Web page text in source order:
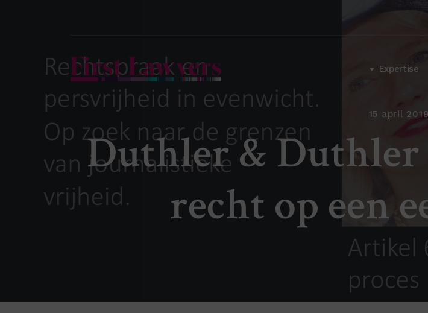
Expertise
15 april
Duthler &
recht op een